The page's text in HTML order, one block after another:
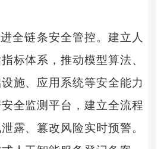
全链条安全管控。 建立人
标体系，推动模型算法、
施、应用系统等安全能力
全监测平台，建立全流程
露、篡改风险实时预警。